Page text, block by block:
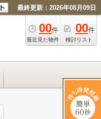
最終更新：2026年08月09日
00件
最近見た物件
00件
検討リスト